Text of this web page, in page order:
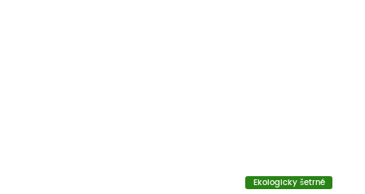
Ekologicky šetrné